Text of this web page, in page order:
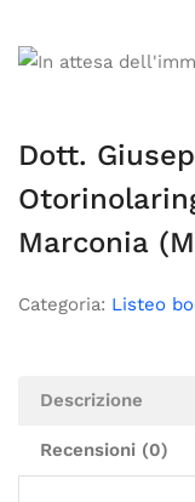
Dott.
Marconia
Categoria: Listeo
Descrizione
Recensioni (0)